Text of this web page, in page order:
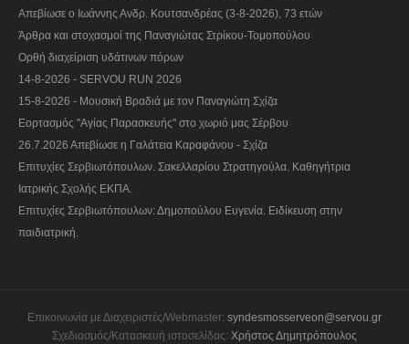
Απεβίωσε ο Ιωάννης Ανδρ. Κουτσανδρέας (3-8-2026), 73 ετών
Άρθρα και στοχασμοί της Παναγιώτας Στρίκου-Τομοπούλου
Ορθή διαχείριση υδάτινων πόρων
14-8-2026 - SERVOU RUN 2026
15-8-2026 - Μουσική Βραδιά με τον Παναγιώτη Σχίζα
Εορτασμός "Αγίας Παρασκευής" στο χωριό μας Σέρβου
26.7.2026 Απεβίωσε η Γαλάτεια Καραφάνου - Σχίζα
Επιτυχίες Σερβιωτόπουλων. Σακελλαρίου Στρατηγούλα. Καθηγήτρια
Ιατρικής Σχολής ΕΚΠΑ.
Επιτυχίες Σερβιωτόπουλων: Δημοπούλου Ευγενία. Ειδίκευση στην
παιδιατρική.
Επικοινωνία με Διαχειριστές/Webmaster: syndesmosserveon@servou.gr
Σχεδιασμός/Κατασκευή ιστοσελίδας: Χρήστος Δημητρόπουλος